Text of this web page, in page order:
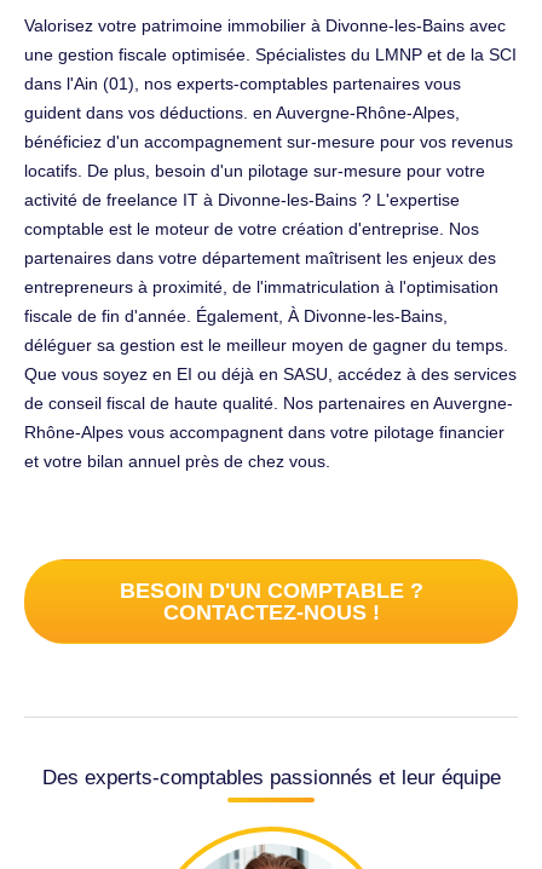
Valorisez votre patrimoine immobilier à Divonne-les-Bains avec
une gestion fiscale optimisée. Spécialistes du LMNP et de la SCI
dans l'Ain (01), nos experts-comptables partenaires vous
guident dans vos déductions. en Auvergne-Rhône-Alpes,
bénéficiez d'un accompagnement sur-mesure pour vos revenus
locatifs. De plus, besoin d'un pilotage sur-mesure pour votre
activité de freelance IT à Divonne-les-Bains ? L'expertise
comptable est le moteur de votre création d'entreprise. Nos
partenaires dans votre département maîtrisent les enjeux des
entrepreneurs à proximité, de l'immatriculation à l'optimisation
fiscale de fin d'année. Également, À Divonne-les-Bains,
déléguer sa gestion est le meilleur moyen de gagner du temps.
Que vous soyez en EI ou déjà en SASU, accédez à des services
de conseil fiscal de haute qualité. Nos partenaires en Auvergne-
Rhône-Alpes vous accompagnent dans votre pilotage financier
et votre bilan annuel près de chez vous.
BESOIN D'UN COMPTABLE ?
CONTACTEZ-NOUS !
Des experts-comptables passionnés et leur équipe